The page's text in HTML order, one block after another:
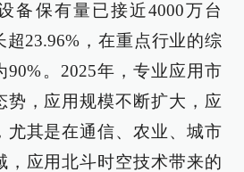
备保有量已接近4000万台
超23.96%，在重点行业的综
90%。2025年，专业应用市
势，应用规模不断扩大，应
尤其是在通信、农业、城市
，应用北斗时空技术带来的